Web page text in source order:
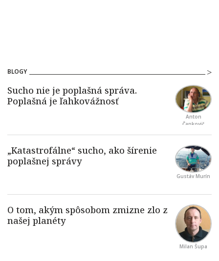
BLOGY
Anton
Čapkovič
Gustáv Murín
Milan Šupa